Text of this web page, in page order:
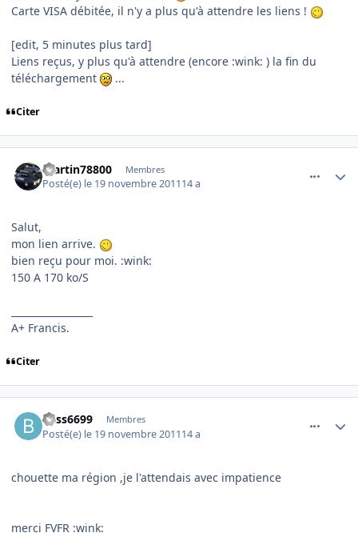
Carte VISA débitée, il n'y a plus qu'à attendre les liens !
[edit, 5 minutes plus tard]
Liens reçus, y plus qu'à attendre (encore :wink: ) la fin du
téléchargement
...
Citer
martin78800 Membres
Posté(e) le 19 novembre 201114 a
Salut,
mon lien arrive.
bien reçu pour moi. :wink:
150 A 170 ko/S
A+ Francis.
Citer
bass6699 Membres
Posté(e) le 19 novembre 201114 a
chouette ma région ,je l'attendais avec impatience
merci FVFR :wink: